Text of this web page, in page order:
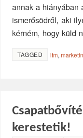
annak a hiányában
ismerősödről, aki
kérném, hogy küld
TAGGED lfm,
kerestetik!